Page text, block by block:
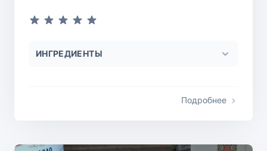
ИНГРЕДИЕНТЫ
Подробнее